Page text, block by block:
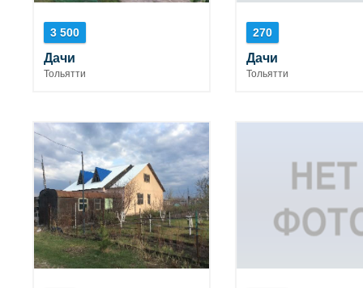
3 500
Дачи
Тольятти
270
Дачи
Тольятти